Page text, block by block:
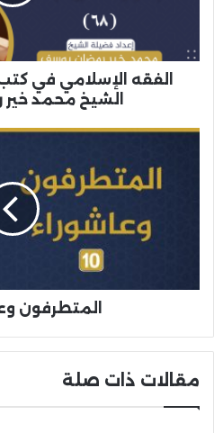
الشيخ محمد
المتطرفون
مقالات ذات صلة